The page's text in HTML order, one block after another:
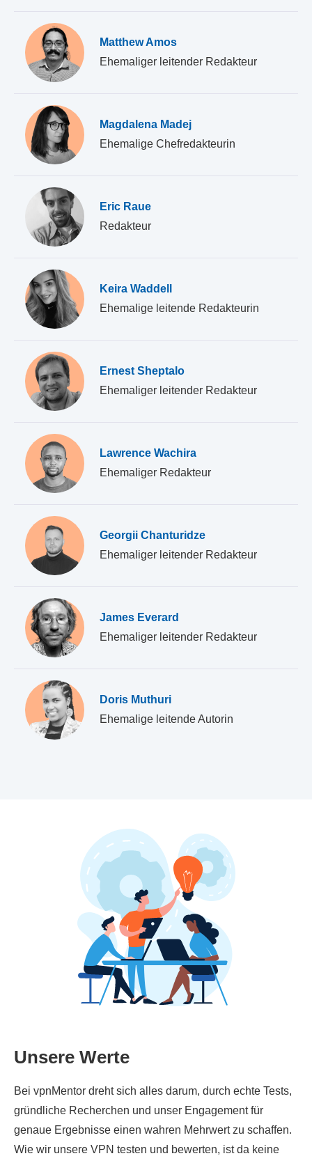
Matthew Amos
Ehemaliger leitender Redakteur
Magdalena Madej
Ehemalige Chefredakteurin
Eric Raue
Redakteur
Keira Waddell
Ehemalige leitende Redakteurin
Ernest Sheptalo
Ehemaliger leitender Redakteur
Lawrence Wachira
Ehemaliger Redakteur
Georgii Chanturidze
Ehemaliger leitender Redakteur
James Everard
Ehemaliger leitender Redakteur
Doris Muthuri
Ehemalige leitende Autorin
Unsere Werte
Bei vpnMentor dreht sich alles darum, durch echte Tests,
gründliche Recherchen und unser Engagement für
genaue Ergebnisse einen wahren Mehrwert zu schaffen.
Wie wir unsere VPN testen und bewerten, ist da keine